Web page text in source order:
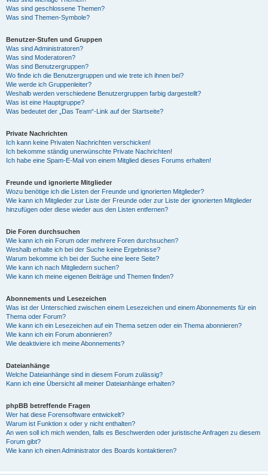
Was sind geschlossene Themen?
Was sind Themen-Symbole?
Benutzer-Stufen und Gruppen
Was sind Administratoren?
Was sind Moderatoren?
Was sind Benutzergruppen?
Wo finde ich die Benutzergruppen und wie trete ich ihnen bei?
Wie werde ich Gruppenleiter?
Weshalb werden verschiedene Benutzergruppen farbig dargestellt?
Was ist eine Hauptgruppe?
Was bedeutet der „Das Team“-Link auf der Startseite?
Private Nachrichten
Ich kann keine Privaten Nachrichten verschicken!
Ich bekomme ständig unerwünschte Private Nachrichten!
Ich habe eine Spam-E-Mail von einem Mitglied dieses Forums erhalten!
Freunde und ignorierte Mitglieder
Wozu benötige ich die Listen der Freunde und ignorierten Mitglieder?
Wie kann ich Mitglieder zur Liste der Freunde oder zur Liste der ignorierten Mitglieder
hinzufügen oder diese wieder aus den Listen entfernen?
Die Foren durchsuchen
Wie kann ich ein Forum oder mehrere Foren durchsuchen?
Weshalb erhalte ich bei der Suche keine Ergebnisse?
Warum bekomme ich bei der Suche eine leere Seite?
Wie kann ich nach Mitgliedern suchen?
Wie kann ich meine eigenen Beiträge und Themen finden?
Abonnements und Lesezeichen
Was ist der Unterschied zwischen einem Lesezeichen und einem Abonnements für ein
Thema oder Forum?
Wie kann ich ein Lesezeichen auf ein Thema setzen oder ein Thema abonnieren?
Wie kann ich ein Forum abonnieren?
Wie deaktiviere ich meine Abonnements?
Dateianhänge
Welche Dateianhänge sind in diesem Forum zulässig?
Kann ich eine Übersicht all meiner Dateianhänge erhalten?
phpBB betreffende Fragen
Wer hat diese Forensoftware entwickelt?
Warum ist Funktion x oder y nicht enthalten?
An wen soll ich mich wenden, falls es Beschwerden oder juristische Anfragen zu diesem
Forum gibt?
Wie kann ich einen Administrator des Boards kontaktieren?